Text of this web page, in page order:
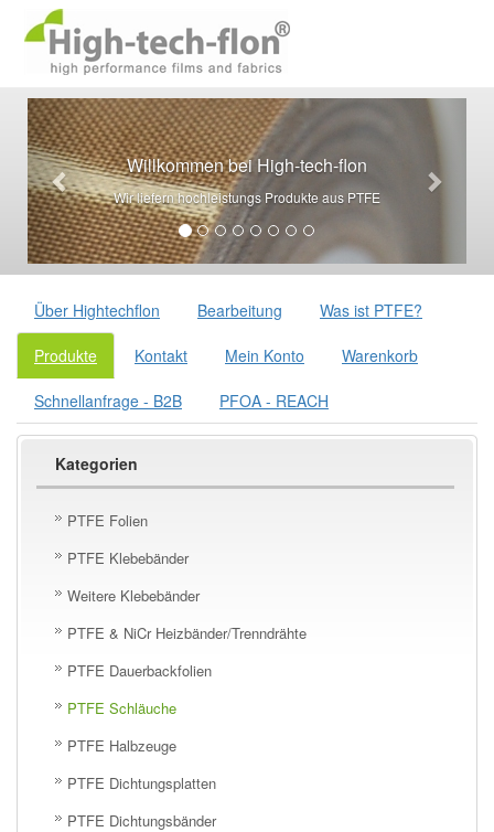
Willkommen bei High-tech-flon
Wir liefern hochleistungs Produkte aus PTFE
Über Hightechflon Bearbeitung Was ist PTFE?
Produkte Kontakt Mein Konto Warenkorb
Schnellanfrage - B2B PFOA - REACH
Kategorien
PTFE Folien
PTFE Klebebänder
Weitere Klebebänder
PTFE & NiCr Heizbänder/Trenndrähte
PTFE Dauerbackfolien
PTFE Schläuche
PTFE Halbzeuge
PTFE Dichtungsplatten
PTFE Dichtungsbänder